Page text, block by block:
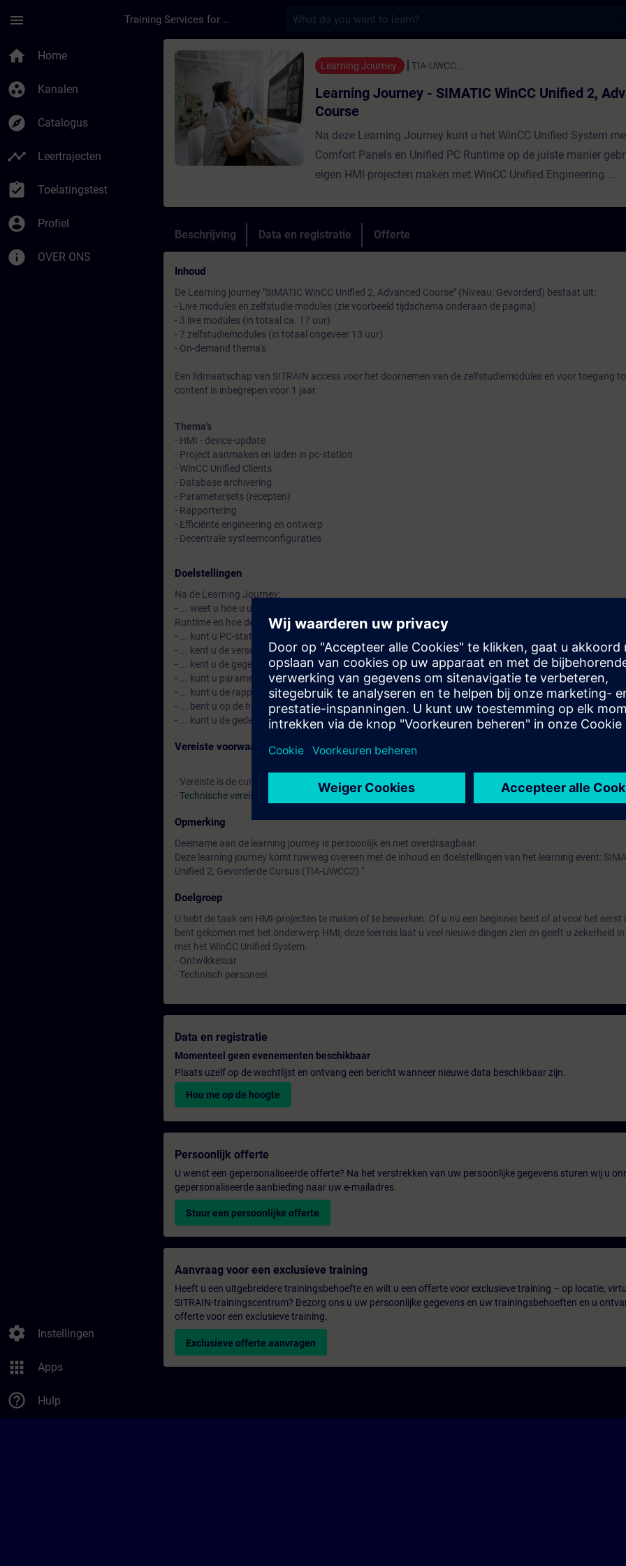
menu Training Services for Digital Industries
home Home
group_work Kanalen
explore Catalogus
timeline Leertrajecten
assignment_turned_in Toelatingstest
account_circle Profiel
info OVER ONS
settings Instellingen
apps Apps
help_outline Hulp
Cursus - Learning Journey - SIMATIC WinCC Unified 2,
Learning Journey TIA-UWCC...
Learning Journey - SIMATIC WinCC Unified 2,
Course
Na deze Learning Journey kunt u het WinCC Unified System
Comfort Panels en Unified PC Runtime op de juiste manier
eigen HMI-projecten maken met WinCC Unified Engineering.
Een optimale mix van begeleide live modules (online) en
duurzaam leersucces. Diverse praktische opdrachten in onze
oefenomgeving gedurende de Learning Journey helpen u zich
bereiden op de toepassing in de praktijk. De Learning Journey
praktijkoverdracht.
Beschrijving Data en registratie Offerte
Inhoud
De Learning journey "SIMATIC WinCC Unified 2, Advanced Course" (Niveau: Gevorderd) bestaat uit:
- Live modules en zelfstudie modules (zie voorbeeld tijdschema onderaan de pagina)
- 3 live modules (in totaal ca. 17 uur)
- 7 zelfstudiemodules (in totaal ongeveer 13 uur)
- On-demand thema's
Een lidmaatschap van SITRAIN access voor het doornemen van de zelfstudiemodules en voor toegang
content is inbegrepen voor 1 jaar.
Thema's
- HMI - device-update
- Project aanmaken en laden in pc-station
- WinCC Unified Clients
- Database archivering
- Parametersets (recepten)
- Rapportering
- Efficiënte engineering en ontwerp
- Decentrale systeemconfiguraties
Doelstellingen
Na de Learning Journey:
- ... weet u hoe u uw projectengineering kunt wijzigen van een WinCC Unified Comfort Panel naar een
Runtime en hoe deze te gebruiken.
- ... kunt u PC-stations configureren en laden.
- ... kent u de verschillende systeemconfiguraties van de WinCC Unified systemen (client/server).
- ... kent u de gegevensgebaseerde archieven voor grote hoeveelheden gegevens.
- ... kunt u parametersets (recepten) aanmaken en gebruiken.
- ... kunt u de rapportering gebruiken.
- ... bent u op de hoogte van onderwerpen zoals Efficient Engineering and Design.
- ... kunt u de gedecentraliseerde fabrieksconfiguraties gebruiken.
Vereiste voorwaarden
- Vereiste is de cursus SIMATIC WinCC Unified 1, Systeemcursus (TIA-UWCC1) of vergelijkbare kennis.
-Technische vereisten
Opmerking
Deelname aan de learning journey is persoonlijk en niet overdraagbaar.
Deze learning journey komt ruwweg overeen met de inhoud en doelstellingen van het learning event:
Unified 2, Gevorderde Cursus (TIA-UWCC2)."
Doelgroep
U hebt de taak om HMI-projecten te maken of te bewerken. Of u nu een beginner bent of al voor het eerst
bent gekomen met het onderwerp HMI, deze leerreis laat u veel nieuwe dingen zien en geeft u zekerheid
met het WinCC Unified System.
- Ontwikkelaar
- Technisch personeel
Data en registratie
Momenteel geen evenementen beschikbaar
Plaats uzelf op de wachtlijst en ontvang een bericht wanneer nieuwe data beschikbaar zijn.
Hou me op de hoogte
Persoonlijk offerte
U wenst een gepersonaliseerde offerte? Na het verstrekken van uw persoonlijke gegevens sturen wij u
gepersonaliseerde aanbieding naar uw e-mailadres.
Stuur een persoonlijke offerte
Aanvraag voor een exclusieve training
Heeft u een uitgebreidere trainingsbehoefte en wilt u een offerte voor exclusieve training – op locatie,
SITRAIN-trainingscentrum? Bezorg ons u uw persoonlijke gegevens en uw trainingsbehoeften en u
offerte voor een exclusieve training.
Exclusieve offerte aanvragen